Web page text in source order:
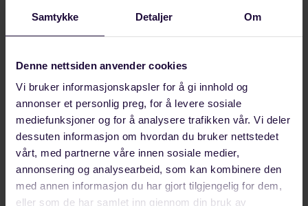
Samtykke Detaljer Om
Denne nettsiden anvender cookies
Vi bruker informasjonskapsler for å gi innhold og
annonser et personlig preg, for å levere sosiale
mediefunksjoner og for å analysere trafikken vår. Vi deler
dessuten informasjon om hvordan du bruker nettstedet
vårt, med partnerne våre innen sosiale medier,
annonsering og analysearbeid, som kan kombinere den
med annen informasjon du har gjort tilgjengelig for dem,
eller som de har samlet inn gjennom din bruk av
Del på:
facebook
linkedin
Relaterte artikler